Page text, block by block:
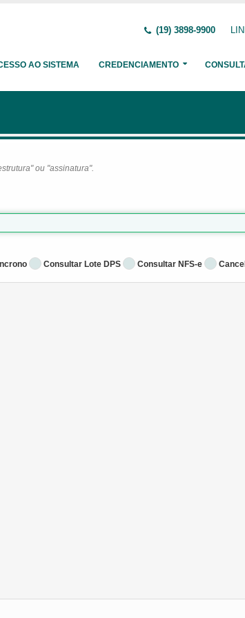
(19) 3898-9900
AO SISTEMA CREDENCIAMENTO
ou "assinatura".
Consultar Lote DPS Consultar NFS-e